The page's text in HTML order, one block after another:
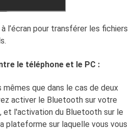
l’écran pour transférer les fichiers
le téléphone et le PC :
que dans le cas de deux
activer le Bluetooth sur votre
et l'activation du Bluetooth sur le
plateforme sur laquelle vous vous